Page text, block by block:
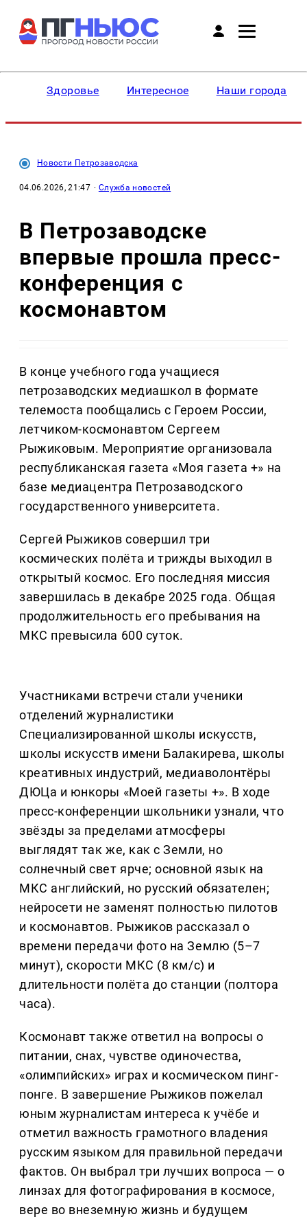
Здоровье Интересное Наши города
Новости Петрозаводска
04.06.2026, 21:47 · Служба новостей
В Петрозаводске
впервые прошла пресс-
конференция с
космонавтом
В конце учебного года учащиеся
петрозаводских медиашкол в формате
телемоста пообщались с Героем России,
летчиком-космонавтом Сергеем
Рыжиковым. Мероприятие организовала
республиканская газета «Моя газета +» на
базе медиацентра Петрозаводского
государственного университета.
Сергей Рыжиков совершил три
космических полёта и трижды выходил в
открытый космос. Его последняя миссия
завершилась в декабре 2025 года. Общая
продолжительность его пребывания на
МКС превысила 600 суток.
Участниками встречи стали ученики
отделений журналистики
Специализированной школы искусств,
школы искусств имени Балакирева, школы
креативных индустрий, медиаволонтёры
ДЮЦа и юнкоры «Моей газеты +». В ходе
пресс-конференции школьники узнали, что
звёзды за пределами атмосферы
выглядят так же, как с Земли, но
солнечный свет ярче; основной язык на
МКС английский, но русский обязателен;
нейросети не заменят полностью пилотов
и космонавтов. Рыжиков рассказал о
времени передачи фото на Землю (5–7
минут), скорости МКС (8 км/с) и
длительности полёта до станции (полтора
часа).
Космонавт также ответил на вопросы о
питании, снах, чувстве одиночества,
«олимпийских» играх и космическом пинг-
понге. В завершение Рыжиков пожелал
юным журналистам интереса к учёбе и
отметил важность грамотного владения
русским языком для правильной передачи
фактов. Он выбрал три лучших вопроса — о
линзах для фотографирования в космосе,
вере во внеземную жизнь и будущем